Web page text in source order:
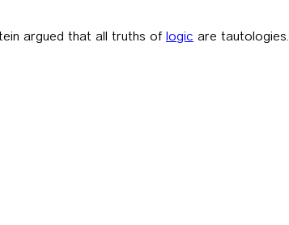
argued that all truths oflogic are tautologies.